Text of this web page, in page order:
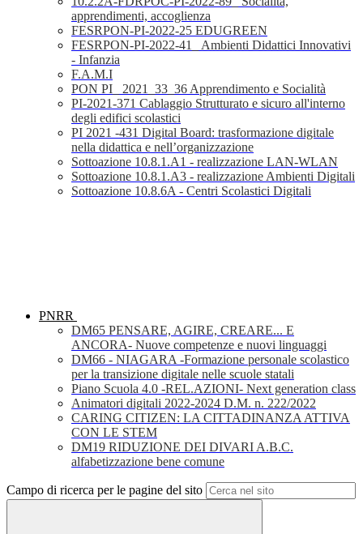
apprendimenti, accoglienza
FESRPON-PI-2022-25 EDUGREEN
FESRPON-PI-2022-41_ Ambienti Didattici Innovativi
- Infanzia
F.A.M.I
PON PI_ 2021_33_36 Apprendimento e Socialità
PI-2021-371 Cablaggio Strutturato e sicuro all'interno
degli edifici scolastici
PI 2021 -431 Digital Board: trasformazione digitale
nella didattica e nell’organizzazione
Sottoazione 10.8.1.A1 - realizzazione LAN-WLAN
Sottoazione 10.8.1.A3 - realizzazione Ambienti Digitali
Sottoazione 10.8.6A - Centri Scolastici Digitali
PNRR
DM65 PENSARE, AGIRE, CREARE... E
ANCORA- Nuove competenze e nuovi linguaggi
DM66 - NIAGARA -Formazione personale scolastico
per la transizione digitale nelle scuole statali
Piano Scuola 4.0 -REL.AZIONI- Next generation class
Animatori digitali 2022-2024 D.M. n. 222/2022
CARING CITIZEN: LA CITTADINANZA ATTIVA
CON LE STEM
DM19 RIDUZIONE DEI DIVARI A.B.C.
alfabetizzazione bene comune
Campo di ricerca per le pagine del sito